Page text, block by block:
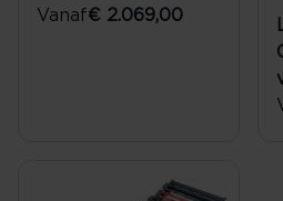
Vanaf€ 2.069,00